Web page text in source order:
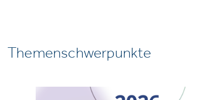
Themenschwerpunkte